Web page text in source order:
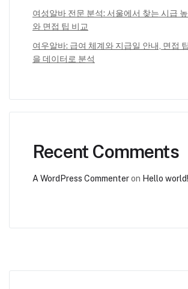
여성알바 전문 분석: 서울에서 찾는 시급
와 면접 팁 비교
여우알바: 급여 체계와 지급일 안내, 면접
을 데이터로 분석
Recent Comments
A WordPress Commenteron Hello world!